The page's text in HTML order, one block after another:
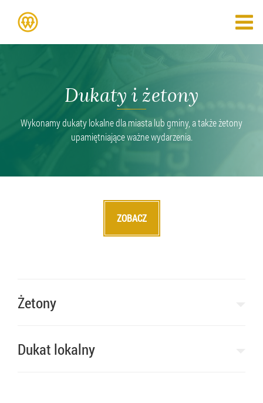
Dukaty i żetony
Wykonamy dukaty lokalne dla miasta lub gminy, a także żetony
upamiętniające ważne wydarzenia.
ZOBACZ
Żetony
Dukat lokalny